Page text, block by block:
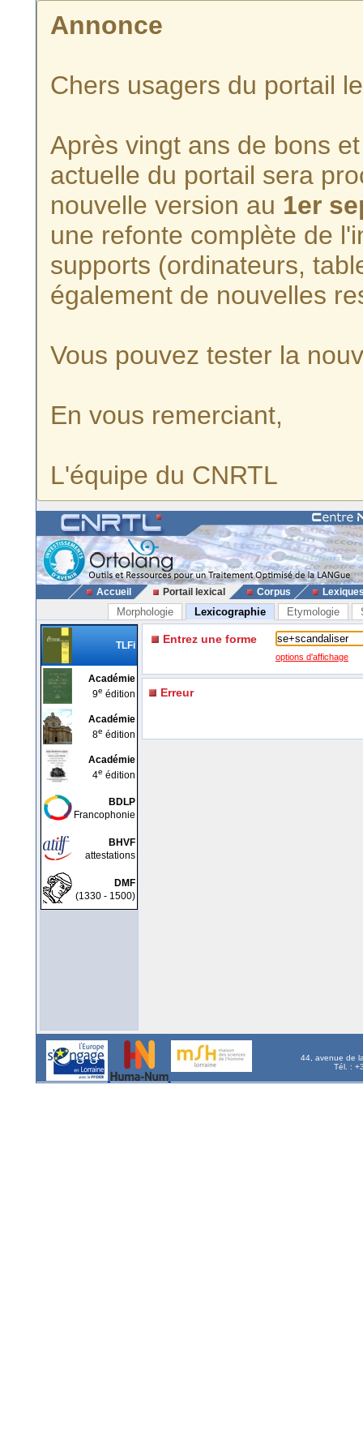
Annonce
Chers usagers du portail
Après vingt ans de bons
actuelle du portail sera
nouvelle version au 1er
une refonte complète de
supports (ordinateurs,
également de nouvelles
Vous pouvez tester la
En vous remerciant,
L'équipe du CNRTL
Accueil Portail lexical Corpus
Morphologie Lexicographie Etymologie
TLFi
Académie
9e édition
Académie
8e édition
Académie
4e édition
BDLP
Francophonie
BHVF
attestations
DMF
(1330 - 1500)
Entrez une forme
options d'affichage
Erreur
44, avenue de
Tél. :